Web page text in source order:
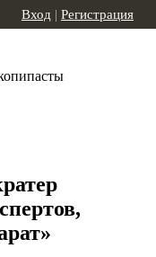
Вход | Регистрация